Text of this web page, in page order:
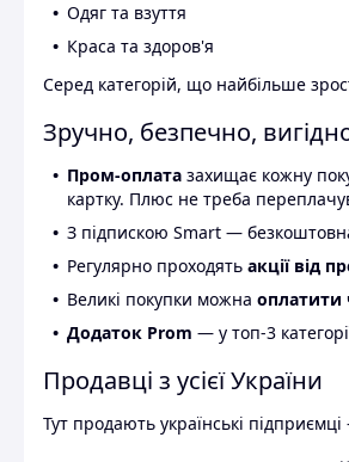
Одяг та взуття
Краса та здоров'я
Серед категорій, що найбільше
Зручно, безпечно,
Пром-оплата захищає кожну
картку. Плюс не треба
З підпискою Smart —
Регулярно проходять акції від
Великі покупки можна оплатити
Додаток Prom — у топ-3
Продавці з усієї України
Тут продають українські